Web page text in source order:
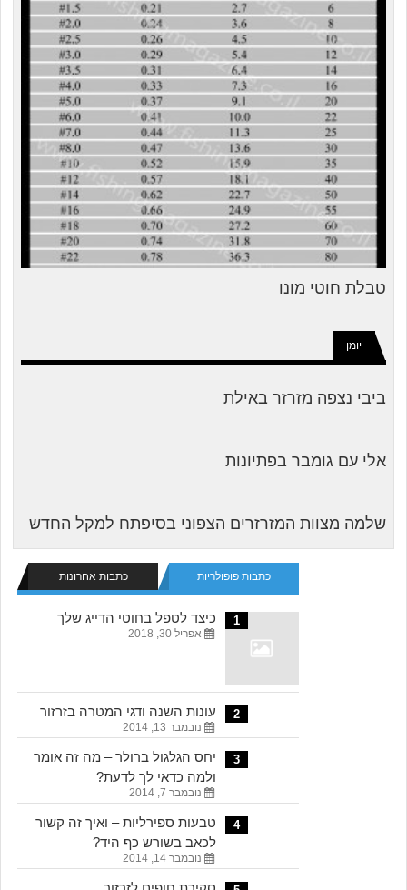
טבלת חוטי מונו
יומן
ביבי נצפה מזרזר באילת
אלי עם גומבר בפתיונות
שלמה מצוות המזרזרים הצפוני בסיפתח למקל החדש
כתבות פופולריות כתבות אחרונות
1 כיצד לטפל בחוטי הדייג שלך
אפריל 30, 2018
2 עונות השנה ודגי המטרה בזרזור
נובמבר 13, 2014
3
יחס הגלגול ברולר – מה זה אומר
ולמה כדאי לך לדעת?
נובמבר 7, 2014
4
טבעות ספירליות – ואיך זה קשור
לכאב בשורש כף היד?
נובמבר 14, 2014